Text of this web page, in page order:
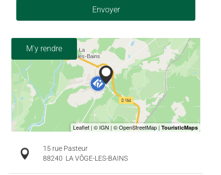
Envoyer
M'y rendre
15 rue Pasteur
88240 LA VÔGE-LES-BAINS